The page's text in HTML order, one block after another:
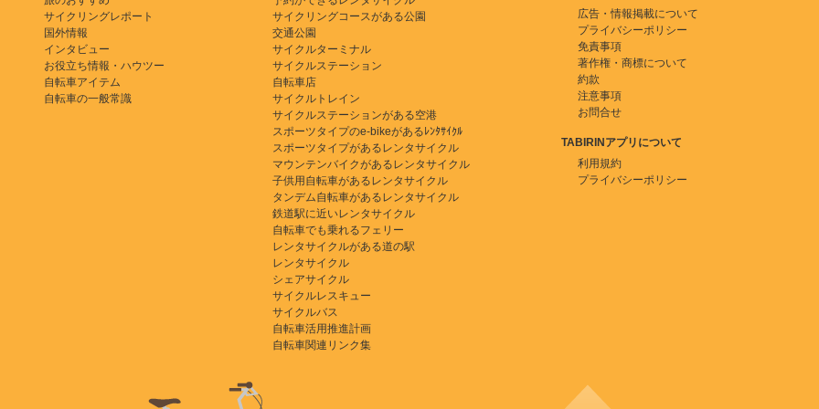
サイクリングレポート
国外情報
インタビュー
お役立ち情報・ハウツー
自転車アイテム
自転車の一般常識
サイクリングコースがある公園
交通公園
サイクルターミナル
サイクルステーション
自転車店
サイクルトレイン
サイクルステーションがある空港
スポーツタイプのe-bikeがあるﾚﾝﾀｻｲｸﾙ
スポーツタイプがあるレンタサイクル
マウンテンバイクがあるレンタサイクル
子供用自転車があるレンタサイクル
タンデム自転車があるレンタサイクル
鉄道駅に近いレンタサイクル
自転車でも乗れるフェリー
レンタサイクルがある道の駅
レンタサイクル
シェアサイクル
サイクルレスキュー
サイクルバス
自転車活用推進計画
自転車関連リンク集
広告・情報掲載について
プライバシーポリシー
免責事項
著作権・商標について
約款
注意事項
お問合せ
TABIRINアプリについて
利用規約
プライバシーポリシー